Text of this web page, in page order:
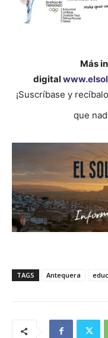
Más
digital
¡Suscríbase y
que
TAGS Antequera